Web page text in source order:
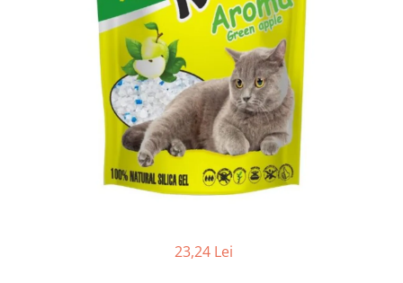
23,24 Lei